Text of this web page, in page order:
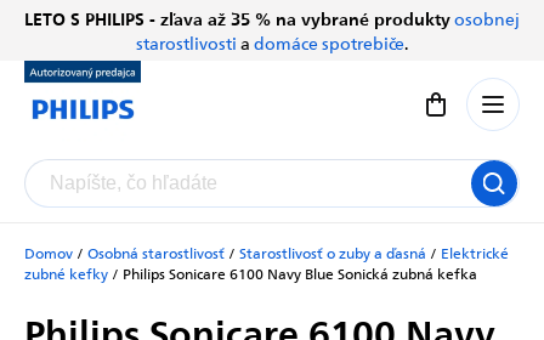
Prejsť
obsah
LETO S PHILIPS - zľava až 35 % na vybrané produktyosobnej
starostlivosti a domáce spotrebiče.
Nákupný
Domov / Osobná starostlivosť / Starostlivosť o zuby a ďasná / Elektrické
zubné kefky / Philips Sonicare 6100 Navy Blue Sonická zubná kefka
Chatbot Filip
Autorizovaný predajce